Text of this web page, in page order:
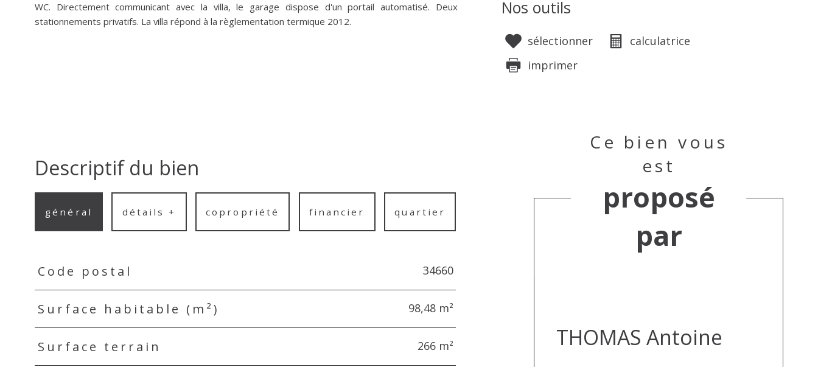
WC. Directement communicant avec la villa, le garage dispose d'un portail automatisé. Deux
stationnements privatifs. La villa répond à la règlementation termique 2012.
Nos outils
sélectionner
calculatrice
imprimer
Descriptif du bien
général détails + copropriété financier quartier
TRAD_PAMPERO_Caracteristique
Code postal 34660
Surface habitable (m²) 98,48 m²
Surface terrain 266 m²
Ce bien vous
est
proposé
par
THOMAS Antoine